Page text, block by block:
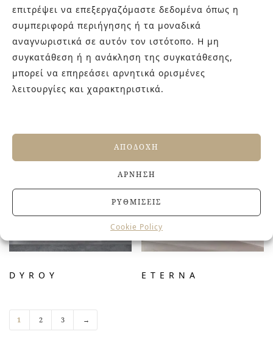
επιτρέψει να επεξεργαζόμαστε δεδομένα όπως η
συμπεριφορά περιήγησης ή τα μοναδικά
αναγνωριστικά σε αυτόν τον ιστότοπο. Η μη
συγκατάθεση ή η ανάκληση της συγκατάθεσης,
μπορεί να επηρεάσει αρνητικά ορισμένες
λειτουργίες και χαρακτηριστικά.
ΑΠΟΔΟΧΉ
ΆΡΝΗΣΗ
ΡΥΘΜΊΣΕΙΣ
Cookie Policy
CANDY CHAOUEN
DYROY ETERNA
1 2 3 →